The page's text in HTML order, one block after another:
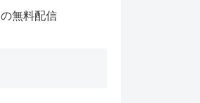
無料配信